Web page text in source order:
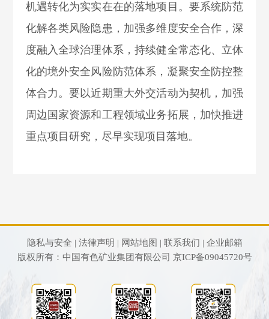
机遇转化为实实在在的落地项目。要系统防范
化解各类风险隐患，加强多维度安全合作，深
度融入全球治理体系，持续健全常态化、立体
化的境外安全风险防范体系，凝聚安全防控整
体合力。要以近期重大外交活动为契机，加强
周边国家资源和工程领域业务拓展，加快推进
重点项目研究，尽早实现项目落地。
隐私与安全 | 法律声明 | 网站地图 | 联系我们 | 企业邮箱
版权所有：中国有色矿业集团有限公司 京ICP备09045720号